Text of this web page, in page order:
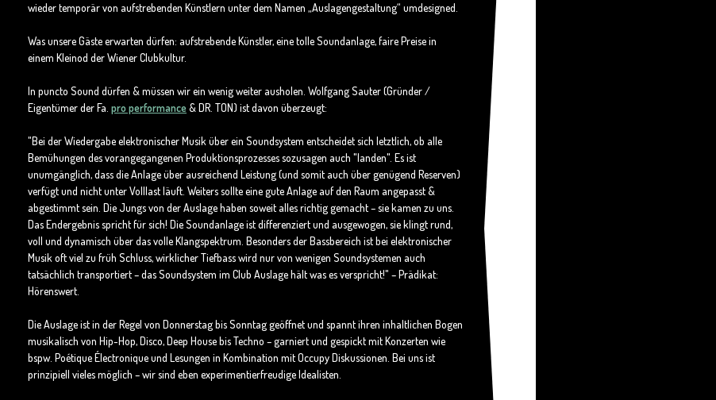
wieder temporär von aufstrebenden Künstlern unter dem Namen „Auslagengestaltung“ umdesigned.
Was unsere Gäste erwarten dürfen: aufstrebende Künstler, eine tolle Soundanlage, faire Preise in
einem Kleinod der Wiener Clubkultur.
In puncto Sound dürfen & müssen wir ein wenig weiter ausholen. Wolfgang Sauter (Gründer /
Eigentümer der Fa. pro performance & DR. TON) ist davon überzeugt:
"Bei der Wiedergabe elektronischer Musik über ein Soundsystem entscheidet sich letztlich, ob alle
Bemühungen des vorangegangenen Produktionsprozesses sozusagen auch "landen". Es ist
unumgänglich, dass die Anlage über ausreichend Leistung (und somit auch über genügend Reserven)
verfügt und nicht unter Volllast läuft. Weiters sollte eine gute Anlage auf den Raum angepasst &
abgestimmt sein. Die Jungs von der Auslage haben soweit alles richtig gemacht – sie kamen zu uns.
Das Endergebnis spricht für sich! Die Soundanlage ist differenziert und ausgewogen, sie klingt rund,
voll und dynamisch über das volle Klangspektrum. Besonders der Bassbereich ist bei elektronischer
Musik oft viel zu früh Schluss, wirklicher Tiefbass wird nur von wenigen Soundsystemen auch
tatsächlich transportiert – das Soundsystem im Club Auslage hält was es verspricht!" – Prädikat:
Hörenswert.
Die Auslage ist in der Regel von Donnerstag bis Sonntag geöffnet und spannt ihren inhaltlichen Bogen
musikalisch von Hip-Hop, Disco, Deep House bis Techno – garniert und gespickt mit Konzerten wie
bspw. Poétique Électronique und Lesungen in Kombination mit Occupy Diskussionen. Bei uns ist
prinzipiell vieles möglich –wir sind eben experimentierfreudige Idealisten.